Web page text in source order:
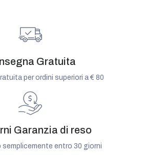
Gratuita
per ordini superiori a € 80
Garanzia di reso
entro 30 giorni